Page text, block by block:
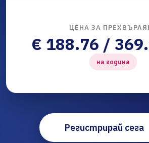
ЦЕНА ЗА
€ 188.76 /
на година
Регистрирай сега